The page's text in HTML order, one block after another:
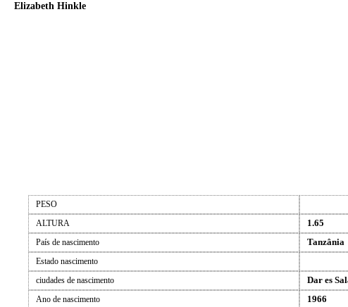
Elizabeth Hinkle
PESO
ALTURA
1.65
País de nascimento Tanzânia
Estado nascimento
ciudades de nascimento
Dar es
Ano de nascimento 1966